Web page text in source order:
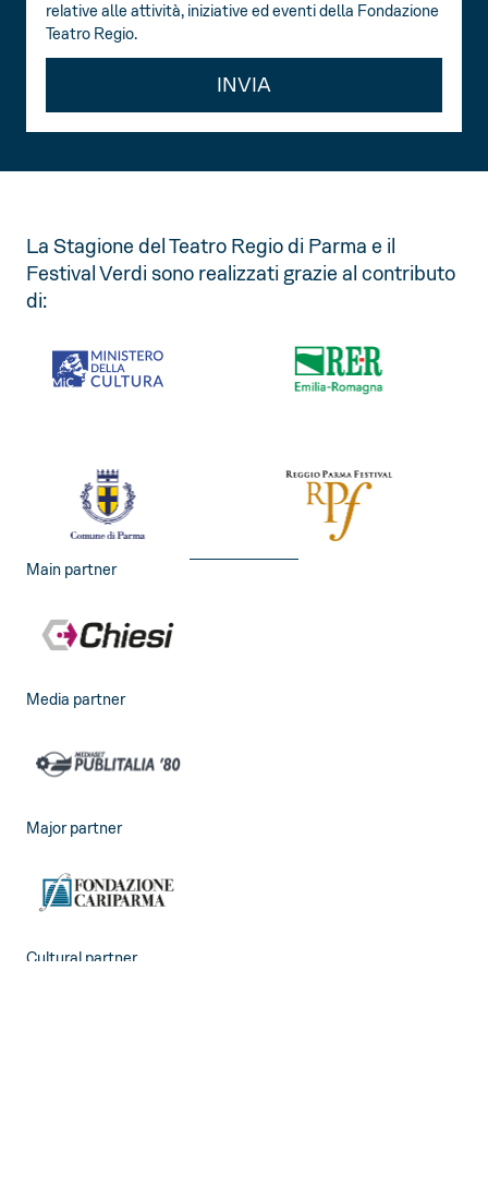
relative alle attività, iniziative ed eventi della Fondazione
Teatro Regio.
INVIA
La Stagione del Teatro Regio di Parma e il
Festival Verdi sono realizzati grazie al contributo
di:
Main partner
Media partner
Major partner
Cultural partner